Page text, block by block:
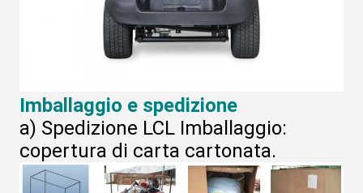
Imballaggio e spedizione
a) Spedizione LCL Imballaggio:
copertura di carta cartonata.